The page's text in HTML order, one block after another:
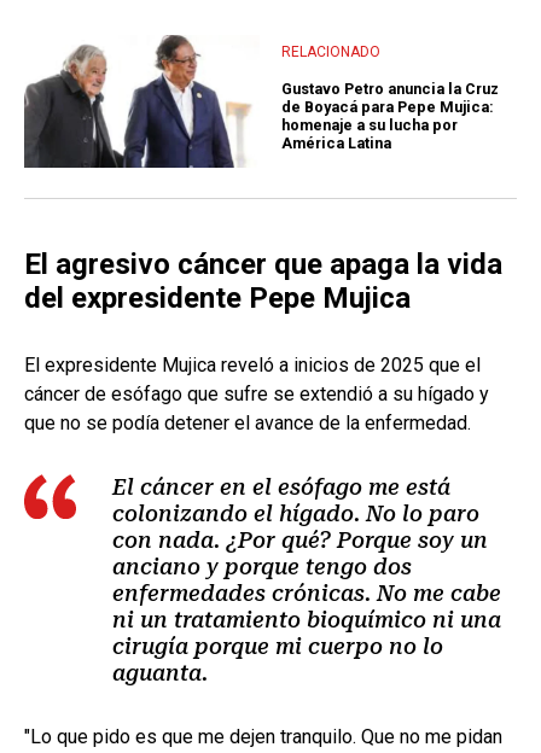
RELACIONADO
Gustavo Petro anuncia la Cruz
de Boyacá para Pepe Mujica:
homenaje a su lucha por
América Latina
El agresivo cáncer que apaga la vida
del expresidente Pepe Mujica
El expresidente Mujica reveló a inicios de 2025 que el
cáncer de esófago que sufre se extendió a su hígado y
que no se podía detener el avance de la enfermedad.
El cáncer en el esófago me está
colonizando el hígado. No lo paro
con nada. ¿Por qué? Porque soy un
anciano y porque tengo dos
enfermedades crónicas. No me cabe
ni un tratamiento bioquímico ni una
cirugía porque mi cuerpo no lo
aguanta.
"Lo que pido es que me dejen tranquilo. Que no me pidan